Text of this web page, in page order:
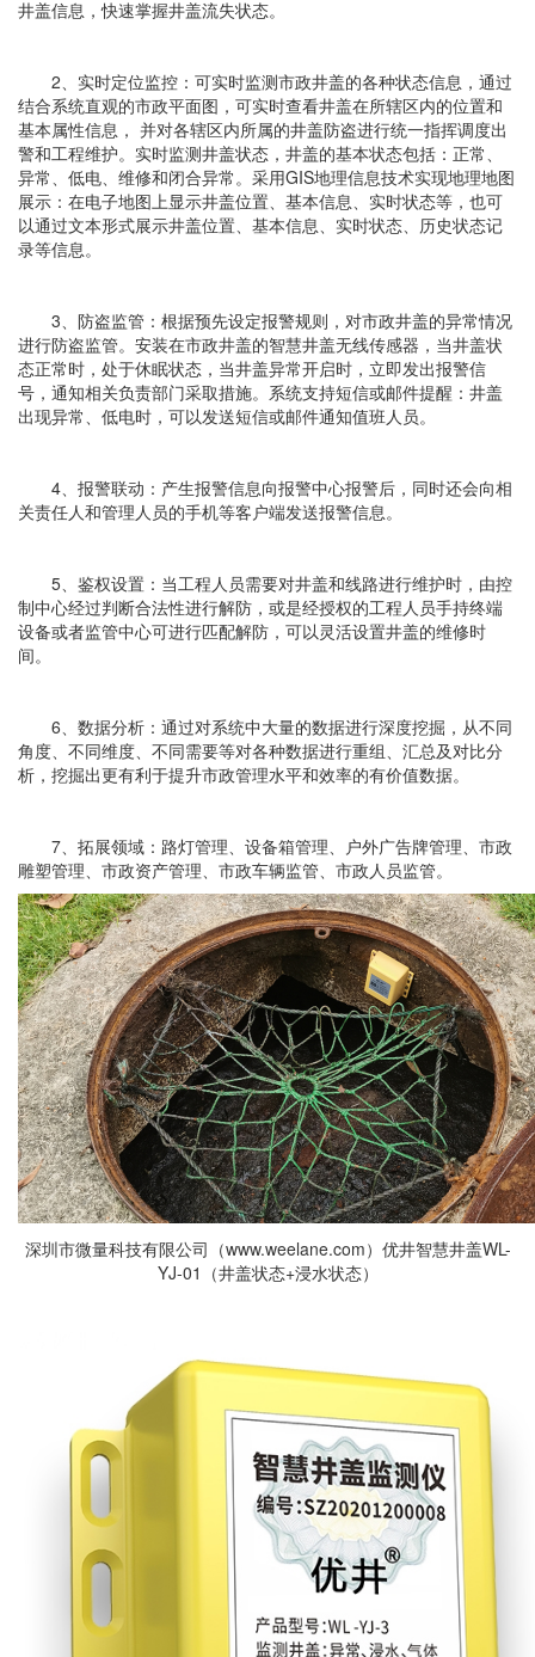
井盖信息，快速掌握井盖流失状态。
2、实时定位监控：可实时监测市政井盖的各种状态信息，通过
结合系统直观的市政平面图，可实时查看井盖在所辖区内的位置和
基本属性信息， 并对各辖区内所属的井盖防盗进行统一指挥调度出
警和工程维护。实时监测井盖状态，井盖的基本状态包括：正常、
异常、低电、维修和闭合异常。采用GIS地理信息技术实现地理地图
展示：在电子地图上显示井盖位置、基本信息、实时状态等，也可
以通过文本形式展示井盖位置、基本信息、实时状态、历史状态记
录等信息。
3、防盗监管：根据预先设定报警规则，对市政井盖的异常情况
进行防盗监管。安装在市政井盖的智慧井盖无线传感器，当井盖状
态正常时，处于休眠状态，当井盖异常开启时，立即发出报警信
号，通知相关负责部门采取措施。系统支持短信或邮件提醒：井盖
出现异常、低电时，可以发送短信或邮件通知值班人员。
4、报警联动：产生报警信息向报警中心报警后，同时还会向相
关责任人和管理人员的手机等客户端发送报警信息。
5、鉴权设置：当工程人员需要对井盖和线路进行维护时，由控
制中心经过判断合法性进行解防，或是经授权的工程人员手持终端
设备或者监管中心可进行匹配解防，可以灵活设置井盖的维修时
间。
6、数据分析：通过对系统中大量的数据进行深度挖掘，从不同
角度、不同维度、不同需要等对各种数据进行重组、汇总及对比分
析，挖掘出更有利于提升市政管理水平和效率的有价值数据。
7、拓展领域：路灯管理、设备箱管理、户外广告牌管理、市政
雕塑管理、市政资产管理、市政车辆监管、市政人员监管。
深圳市微量科技有限公司（www.weelane.com） 优井智慧井盖WL-
YJ-01（井盖状态+浸水状态）